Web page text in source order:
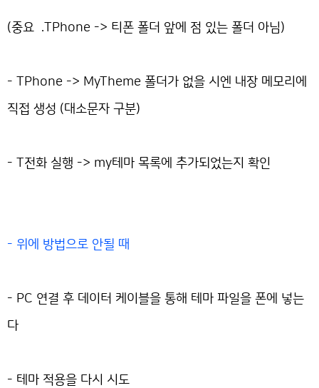
(중요 .TPhone -> 티폰 폴더 앞에 점 있는 폴더 아님)
- TPhone -> MyTheme 폴더가 없을 시엔 내장 메모리에
직접 생성 (대소문자 구분)
- T전화 실행 -> my테마 목록에 추가되었는지 확인
- 위에 방법으로 안될 때
- PC 연결 후 데이터 케이블을 통해 테마 파일을 폰에 넣는
다
- 테마 적용을 다시 시도